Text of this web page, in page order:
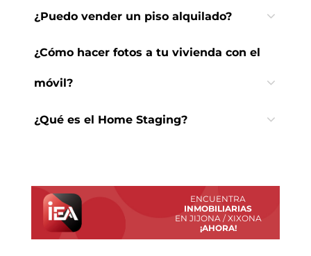
¿Puedo vender un piso alquilado?
¿Cómo hacer fotos a tu vivienda con el
móvil?
¿Qué es el Home Staging?
ENCUENTRA
INMOBILIARIAS
EN JIJONA / XIXONA
¡AHORA!